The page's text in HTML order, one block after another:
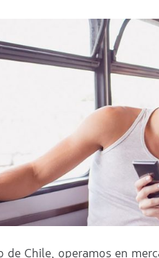
de Chile, operamos en